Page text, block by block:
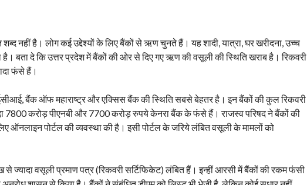
नहीं है। लोग कई उद्देश्यों के लिए बैंकों से ऋण चुनते हैं। यह शादी, यात्रा, घर खरीदना, उच्च
बता दे कि उत्तर प्रदेश में बैंकों की ओर से दिए गए ऋण की वसूली की स्थिति खराब है। रिकवरी
फंसे हैं।
बैंक ऑफ महाराष्ट्र और एक्सिस बैंक की स्थिति सबसे बेहतर है। इन बैंकों की कुल रिकवरी
7800 करोड़ पीएनबी और 7700 करोड़ रुपये केनरा बैंक के फंसे हैं। राजस्व परिषद ने बैंकों की
ऑनलाइन पोर्टल की व्यवस्था की है। इसी पोर्टल के जरिये लंबित वसूली के मामलों को
ज्यादा वसूली प्रमाण पत्र (रिकवरी सर्टिफिकेट) लंबित हैं। इन्हीं आरसी में बैंकों की रकम फंसी